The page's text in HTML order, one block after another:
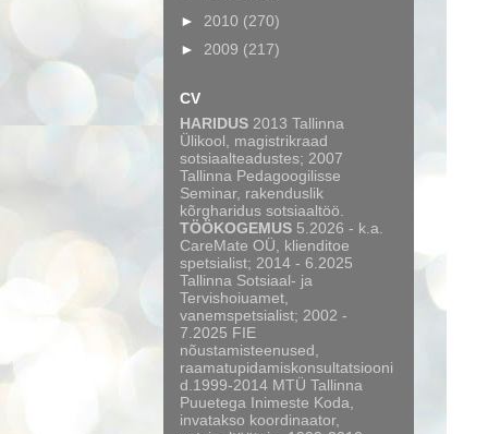
► 2010 (270)
► 2009 (217)
CV
HARIDUS 2013 Tallinna
Ülikool, magistrikraad
sotsiaalteadustes; 2007
Tallinna Pedagoogilisse
Seminar, rakenduslik
kõrgharidus sotsiaaltöö.
TÖÖKOGEMUS 5.2026 - k.a.
CareMate OÜ, klienditoe
spetsialist; 2014 - 6.2025
Tallinna Sotsiaal- ja
Tervishoiuamet,
vanemspetsialist; 2002 -
7.2025 FIE
nõustamisteenused,
raamatupidamiskonsultatsiooni
d.1999-2014 MTÜ Tallinna
Puuetega Inimeste Koda,
invatakso koordinaator,